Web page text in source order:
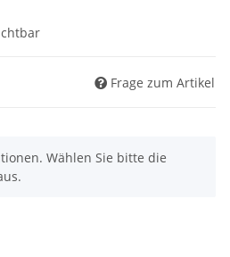
Frage zum Artikel
Wählen Sie bitte die